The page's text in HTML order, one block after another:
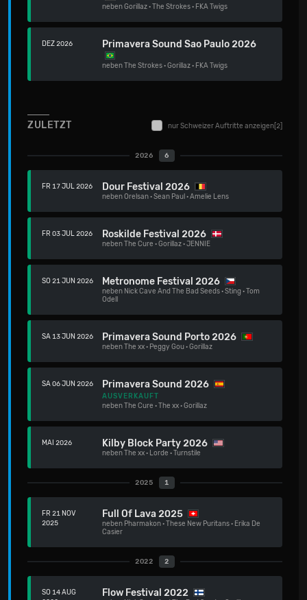
nebenGorillaz·The Strokes· FKA Twigs
DEZ 2026 Primavera Sound Sao Paulo 2026
nebenThe Strokes·Gorillaz· FKA Twigs
ZULETZT nur Schweizer Auftritte anzeigen [2]
2026 6
FR 17 JUL 2026 Dour Festival 2026
nebenOrelsan·Sean Paul ·Amelie Lens
FR 03 JUL 2026 Roskilde Festival 2026
nebenThe Cure ·Gorillaz·JENNIE
SO 21 JUN 2026 Metronome Festival 2026
neben Nick Cave And The Bad Seeds·Sting·Tom
Odell
SA 13 JUN 2026 Primavera Sound Porto 2026
nebenThe xx· Peggy Gou·Gorillaz
SA 06 JUN 2026 Primavera Sound 2026
AUSVERKAUFT
nebenThe Cure ·The xx·Gorillaz
MAI 2026 Kilby Block Party 2026
nebenThe xx· Lorde ·Turnstile
2025 1
FR 21 NOV
2025
Full Of Lava 2025
neben Pharmakon·These New Puritans· Erika De
Casier
2022 2
SO 14 AUG
Flow Festival 2022